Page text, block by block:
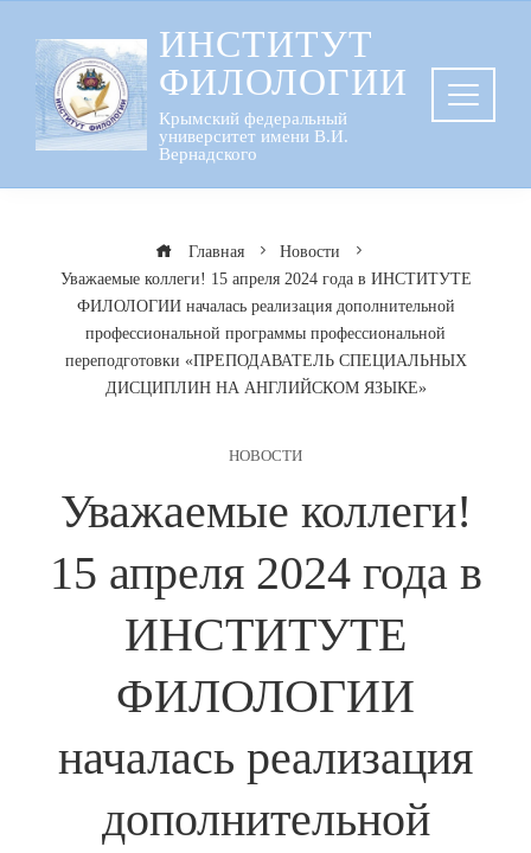
содержанию
ИНСТИТУТ
ФИЛОЛОГИИ
Крымский федеральный
университет имени В.И.
Вернадского
Главная
Новости
Уважаемые коллеги! 15 апреля 2024 года в ИНСТИТУТЕ
ФИЛОЛОГИИ началась реализация дополнительной
профессиональной программы профессиональной
переподготовки «ПРЕПОДАВАТЕЛЬ СПЕЦИАЛЬНЫХ
ДИСЦИПЛИН НА АНГЛИЙСКОМ ЯЗЫКЕ»
НОВОСТИ
Уважаемые коллеги!
15 апреля 2024 года в
ИНСТИТУТЕ
ФИЛОЛОГИИ
началась реализация
дополнительной